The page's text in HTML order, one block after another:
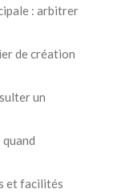
: arbitrer
de création
un
et facilités